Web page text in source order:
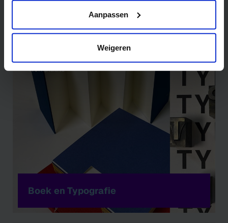
Aanpassen
Weigeren
Werkplaats
Boek en Typografie